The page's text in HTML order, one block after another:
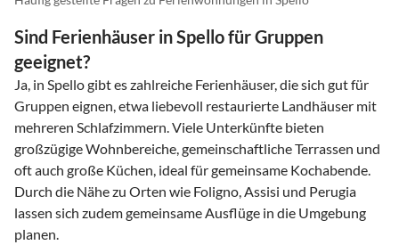
Sind Ferienhäuser in Spello für Gruppen
geeignet?
Ja, in Spello gibt es zahlreiche Ferienhäuser, die sich gut für
Gruppen eignen, etwa liebevoll restaurierte Landhäuser mit
mehreren Schlafzimmern. Viele Unterkünfte bieten
großzügige Wohnbereiche, gemeinschaftliche Terrassen und
oft auch große Küchen, ideal für gemeinsame Kochabende.
Durch die Nähe zu Orten wie Foligno, Assisi und Perugia
lassen sich zudem gemeinsame Ausflüge in die Umgebung
planen.